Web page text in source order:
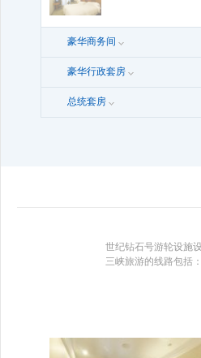
豪华商务间
豪华行政套房
总统套房
世纪钻石号游轮设施
三峡旅游的线路包括
节目几乎家喻户晓
体,针对高端市场客
段的三峡行程充分